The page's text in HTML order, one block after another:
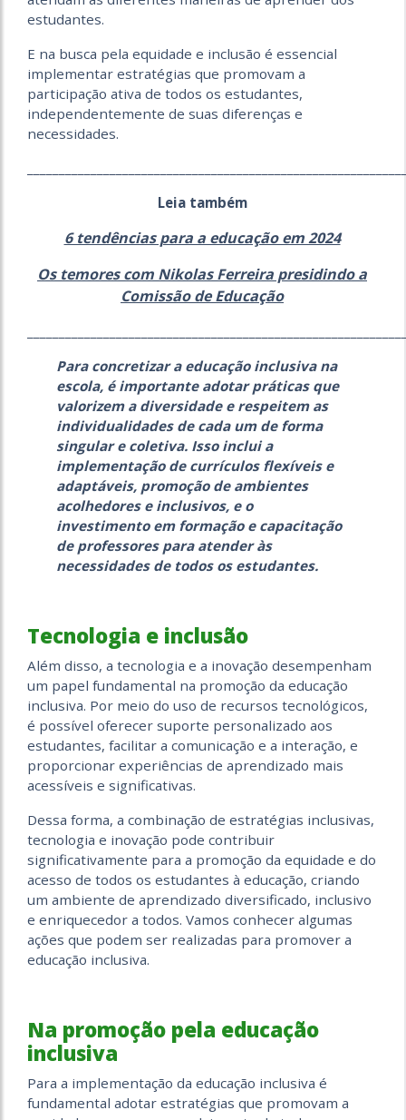
estudantes.
E na busca pela equidade e inclusão é essencial
implementar estratégias que promovam a
participação ativa de todos os estudantes,
independentemente de suas diferenças e
necessidades.
Leia também
6 tendências para a educação em 2024
Os temores com Nikolas Ferreira presidindo a
Comissão de Educação
Para concretizar a educação inclusiva na
escola, é importante adotar práticas que
valorizem a diversidade e respeitem as
individualidades de cada um de forma
singular e coletiva. Isso inclui a
implementação de currículos flexíveis e
adaptáveis, promoção de ambientes
acolhedores e inclusivos, e o
investimento em formação e capacitação
de professores para atender às
necessidades de todos os estudantes.
Tecnologia e inclusão
Além disso, a tecnologia e a inovação desempenham
um papel fundamental na promoção da educação
inclusiva. Por meio do uso de recursos tecnológicos,
é possível oferecer suporte personalizado aos
estudantes, facilitar a comunicação e a interação, e
proporcionar experiências de aprendizado mais
acessíveis e significativas.
Dessa forma, a combinação de estratégias inclusivas,
tecnologia e inovação pode contribuir
significativamente para a promoção da equidade e do
acesso de todos os estudantes à educação, criando
um ambiente de aprendizado diversificado, inclusivo
e enriquecedor a todos. Vamos conhecer algumas
ações que podem ser realizadas para promover a
educação inclusiva.
Na promoção pela educação
inclusiva
Para a implementação da educação inclusiva é
fundamental adotar estratégias que promovam a